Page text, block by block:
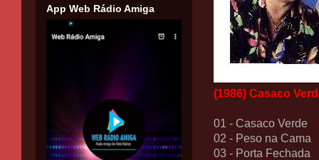
(1986) Casaco
01 - Casaco Verde
02 - Peso na Cama
03 - Porta Fechada
App Web Rádio Amiga